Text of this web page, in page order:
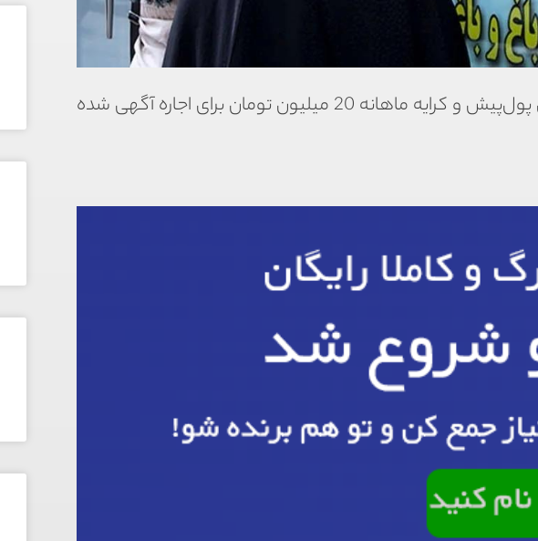
آپارتمان 130 متری در پونک با قیمت 1.4 میلیارد تومان پول‌پیش و کرایه ماهانه 20 میلیون تومان برای اجاره آگهی شده